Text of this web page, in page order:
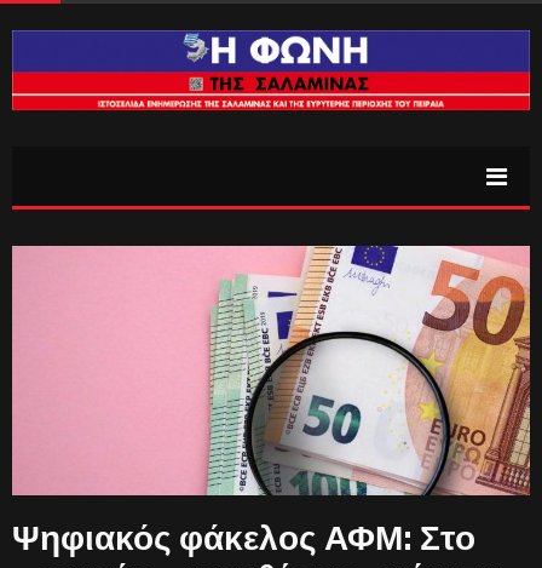
Ψηφιακός φάκελος ΑΦΜ: Στο